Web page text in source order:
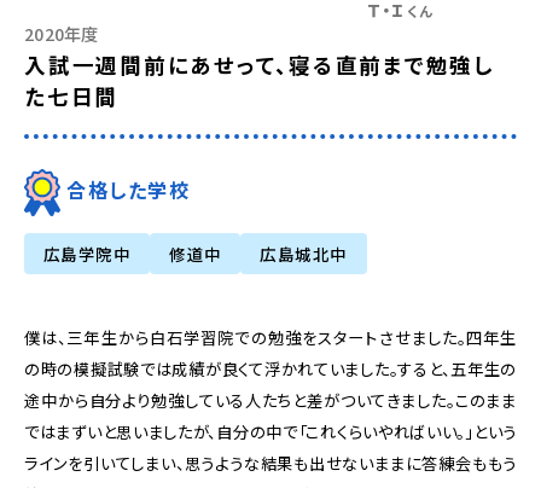
Ｔ・Ｉ くん
2020年度
入試一週間前にあせって、寝る直前まで勉強し
た七日間
合格した学校
広島学院中 修道中 広島城北中
僕は、三年生から白石学習院での勉強をスタートさせました。四年生
の時の模擬試験では成績が良くて浮かれていました。すると、五年生の
途中から自分より勉強している人たちと差がついてきました。このまま
ではまずいと思いましたが、自分の中で「これくらいやればいい。」という
ラインを引いてしまい、思うような結果も出せないままに答練会ももう